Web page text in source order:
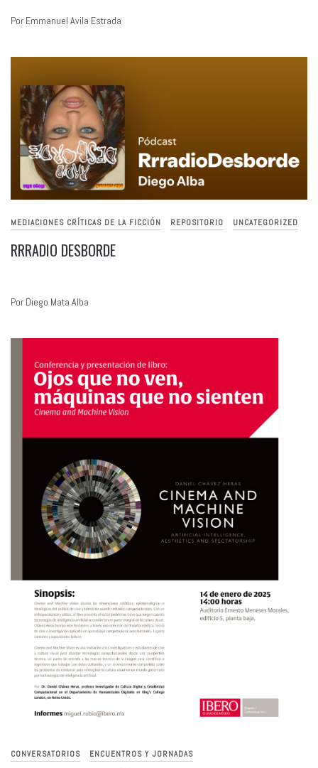
Por Emmanuel Avila Estrada
MEDIACIONES CRÍTICAS DE LA FICCIÓN REPOSITORIO UNCATEGORIZED
RRRADIO DESBORDE
Por Diego Mata Alba
CONVERSATORIOS ENCUENTROS Y JORNADAS